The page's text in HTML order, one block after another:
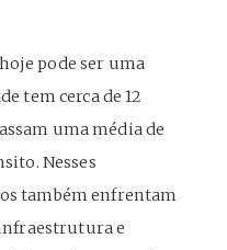
pode ser uma
tem cerca de 12
uma média de
Nesses
também enfrentam
e